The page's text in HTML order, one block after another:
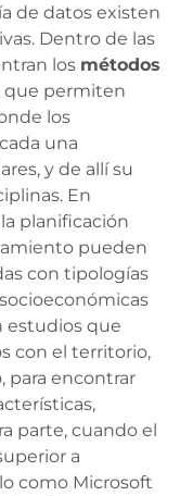
de datos existen
Dentro de las
los métodos
que permiten
los
una
y de allí su
En
planificación
pueden
con tipologías
estudios que
con el territorio,
para encontrar
parte, cuando el
a
como Microsoft